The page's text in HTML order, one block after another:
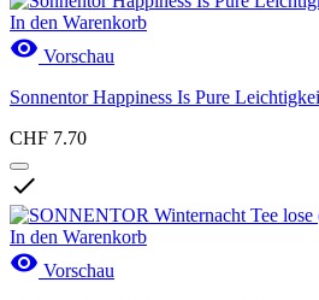
In den Warenkorb
 Vorschau
Sonnentor Happiness Is Pure
CHF 7.70

In den Warenkorb
 Vorschau